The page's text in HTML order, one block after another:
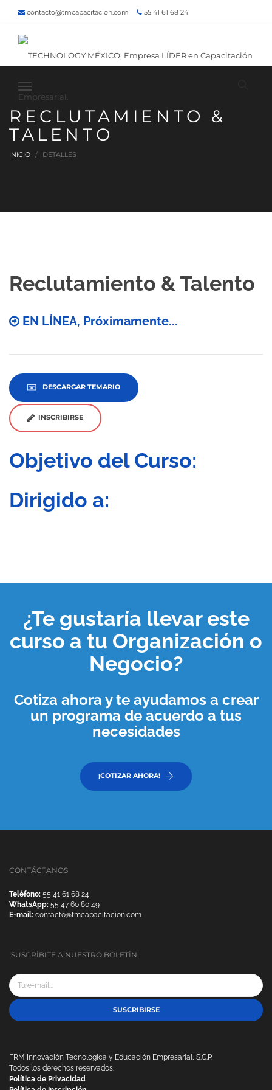
contacto@tmcapacitacion.com 55 41 61 68 24
55 47 60 80 49
Inicio ¿Quiénes somos? Contacto
¡Siguenos!
RECLUTAMIENTO &
TALENTO
INICIO DETALLES
Reclutamiento & Talento
EN LÍNEA, Próximamente...
DESCARGAR TEMARIO
INSCRIBIRSE
Objetivo del Curso:
Dirigido a:
¿Te gustaría llevar este
curso a tu Organización o
Negocio?
Cotiza ahora y te ayudamos a crear
un programa de acuerdo a tus
necesidades
¡COTIZAR AHORA!
CONTÁCTANOS
Teléfono: 55 41 61 68 24
WhatsApp: 55 47 60 80 49
E-mail: contacto@tmcapacitacion.com
¡SUSCRÍBITE A NUESTRO BOLETÍN!
SUSCRIBIRSE
FRM Innovación Tecnologica y Educación Empresarial, S.C.P.
Todos los derechos reservados.
Política de Privacidad